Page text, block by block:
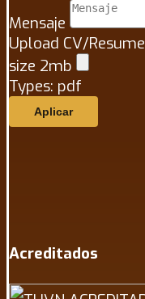
Mensaje
Upload CV/Resume
size 2mb
Types: pdf
Acreditados